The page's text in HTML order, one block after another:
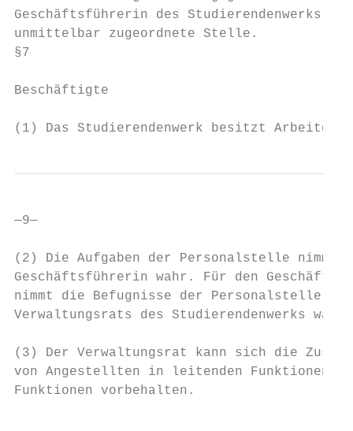
Geschäftsführerin des Studierendenwerks
unmittelbar zugeordnete Stelle.
§7
Beschäftigte
(1) Das Studierendenwerk besitzt
—9—
(2) Die Aufgaben der Personalstelle
Geschäftsführerin wahr. Für den
nimmt die Befugnisse der Personalstelle
Verwaltungsrats des
(3) Der Verwaltungsrat kann sich die
von Angestellten in leitenden Funktionen
Funktionen vorbehalten.